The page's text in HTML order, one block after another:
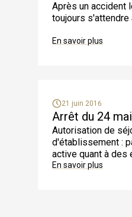
Après un accident
toujours
En savoir plus
21 juin 2016
Arrêt du 24
Autorisation de
d'établissement :
active quant à des
relation
En savoir plus